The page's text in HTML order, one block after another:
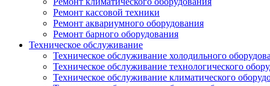
Ремонт кассовой техники
Ремонт аквариумного оборудования
Ремонт барного оборудования
Техническое обслуживание
Техническое обслуживание холодильного
Техническое обслуживание технологического
Техническое обслуживание климатического